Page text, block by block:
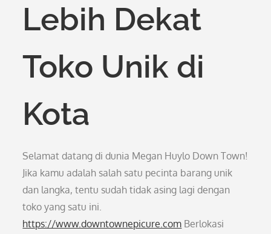
Lebih Dekat
Toko Unik di
Kota
Selamat datang di dunia Megan Huylo Down Town!
Jika kamu adalah salah satu pecinta barang unik
dan langka, tentu sudah tidak asing lagi dengan
toko yang satu ini.
https://www.downtownepicure.com Berlokasi